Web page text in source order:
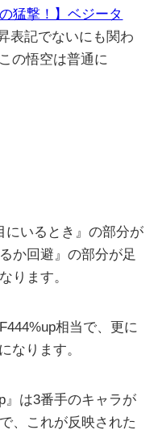
猛撃！】ベジータ
表記でないにも関わ
の悟空は普通に
いるとき』の部分が
か回避』の部分が足
ります。
相当で、更に
なります。
は3番手のキャラが
、これが反映された